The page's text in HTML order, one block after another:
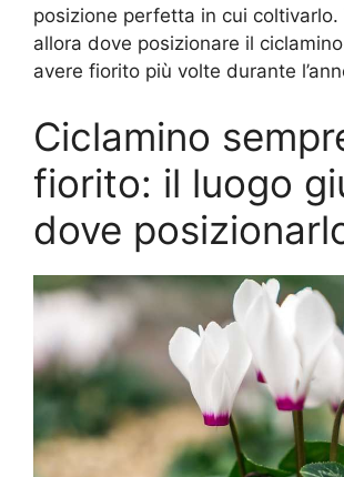
posizione perfetta in cui coltivarlo.
allora dove posizionare il
avere fiorito più volte durante
Ciclamino
fiorito: il luogo
dove